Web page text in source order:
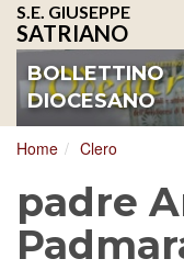
S.E. GIUSEPPE
SATRIANO
BOLLETTINO
DIOCESANO
Home Clero
padre